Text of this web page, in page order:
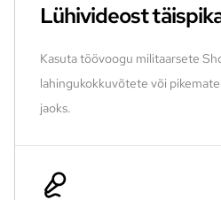
Lühivideost
Kasuta töövoogu militaarsete
lahingukokkuvõtete või
jaoks.